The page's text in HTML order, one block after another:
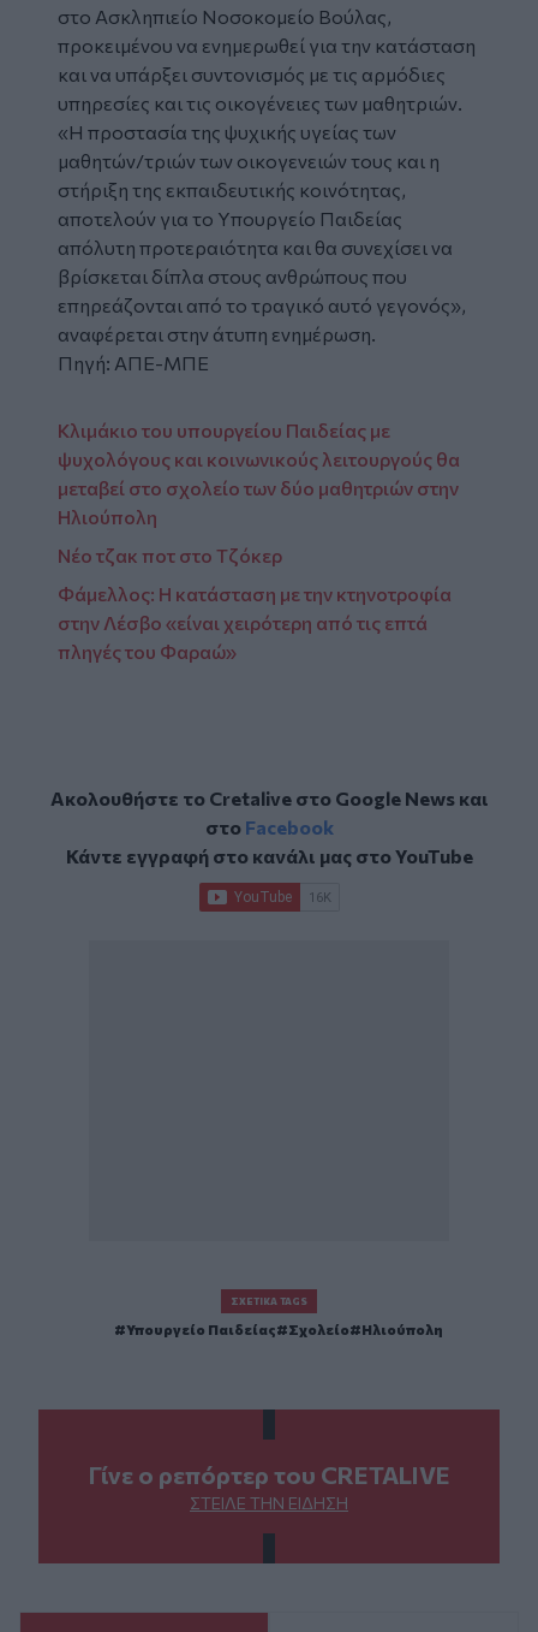
στο Ασκληπιείο Νοσοκομείο Βούλας,
προκειμένου να ενημερωθεί για την κατάσταση
και να υπάρξει συντονισμός με τις αρμόδιες
υπηρεσίες και τις οικογένειες των μαθητριών.
«Η προστασία της ψυχικής υγείας των
μαθητών/τριών των οικογενειών τους και η
στήριξη της εκπαιδευτικής κοινότητας,
αποτελούν για το Υπουργείο Παιδείας
απόλυτη προτεραιότητα και θα συνεχίσει να
βρίσκεται δίπλα στους ανθρώπους που
επηρεάζονται από το τραγικό αυτό γεγονός»,
αναφέρεται στην άτυπη ενημέρωση.
Πηγή: ΑΠΕ-ΜΠΕ
Κλιμάκιο του υπουργείου Παιδείας με
ψυχολόγους και κοινωνικούς λειτουργούς θα
μεταβεί στο σχολείο των δύο μαθητριών στην
Ηλιούπολη
Νέο τζακ ποτ στο Τζόκερ
Φάμελλος: Η κατάσταση με την κτηνοτροφία
στην Λέσβο «είναι χειρότερη από τις επτά
πληγές του Φαραώ»
Ακολουθήστε το Cretalive στο Google Newsκαι
στο Facebook
Κάντε εγγραφή στο κανάλι μας στοYouTube
ΣΧΕΤΙΚΆ TAGS
Υπουργείο Παιδείας Σχολείο Ηλιούπολη
Γίνε ο ρεπόρτερ του CRETALIVE
ΣΤΕΊΛΕ ΤΗΝ ΕΊΔΗΣΗ